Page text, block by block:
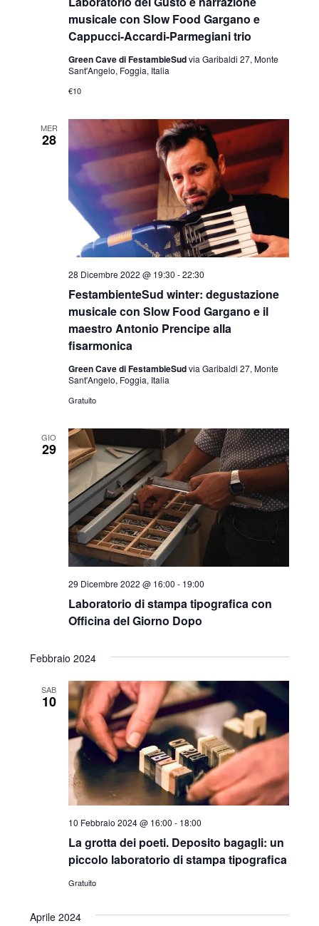
musicale con Slow Food Gargano e
Cappucci-Accardi-Parmegiani trio
Green Cave di FestambieSudvia Garibaldi 27, Monte
Sant'Angelo, Foggia, Italia
€10
MER
28
FestambienteSud winter: degustazione
musicale con Slow Food Gargano e il
maestro Antonio Prencipe alla
fisarmonica
28 Dicembre 2022 @ 19:30 -22:30
Green Cave di FestambieSudvia Garibaldi 27, Monte
Sant'Angelo, Foggia, Italia
Gratuito
GIO
29
Laboratorio di stampa tipografica con
Officina del Giorno Dopo
29 Dicembre 2022 @ 16:00 - 19:00
Febbraio 2024
SAB
10
La grotta dei poeti. Deposito bagagli: un
piccolo laboratorio di stampa tipografica
10 Febbraio 2024 @ 16:00 - 18:00
Gratuito
Aprile 2024